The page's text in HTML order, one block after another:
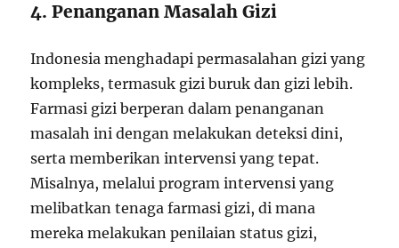
4. Penanganan Masalah Gizi
Indonesia menghadapi permasalahan gizi yang
kompleks, termasuk gizi buruk dan gizi lebih.
Farmasi gizi berperan dalam penanganan
masalah ini dengan melakukan deteksi dini,
serta memberikan intervensi yang tepat.
Misalnya, melalui program intervensi yang
melibatkan tenaga farmasi gizi, di mana
mereka melakukan penilaian status gizi,